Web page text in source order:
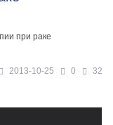
при раке
2013-10-25 0 32